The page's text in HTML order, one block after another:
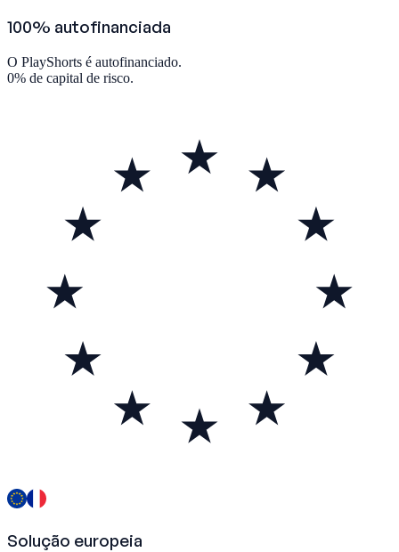
100% autofinanciada
O PlayShorts é autofinanciado.
0% de capital de risco.
Solução europeia